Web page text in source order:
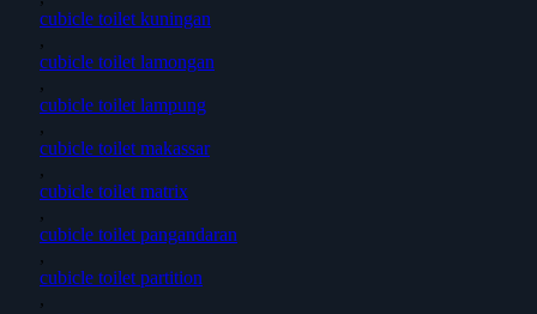
cubicle toilet kuningan
,
cubicle toilet lamongan
,
cubicle toilet lampung
,
cubicle toilet makassar
,
cubicle toilet matrix
,
cubicle toilet pangandaran
,
cubicle toilet partition
,